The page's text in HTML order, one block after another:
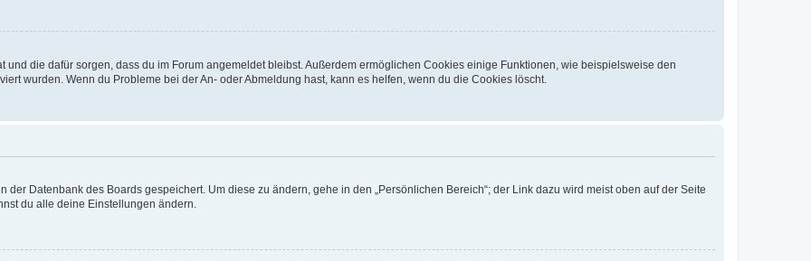
und die dafür sorgen, dass du im Forum angemeldet bleibst. Außerdem ermöglichen Cookies einige Funktionen, wie beispielsweise den
wurden. Wenn du Probleme bei der An- oder Abmeldung hast, kann es helfen, wenn du die Cookies löscht.
Datenbank des Boards gespeichert. Um diese zu ändern, gehe in den „Persönlichen Bereich“; der Link dazu wird meist oben auf der Seite
du alle deine Einstellungen ändern.